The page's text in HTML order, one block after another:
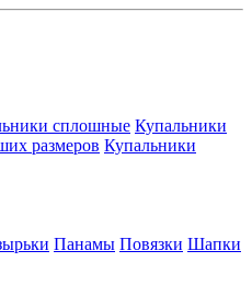
сплошные Купальники
размеров Купальники
Панамы Повязки Шапки